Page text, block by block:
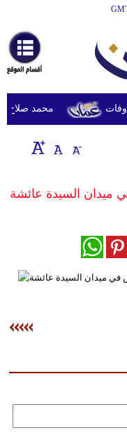
أخبارعاجلة
رياضة
ثقافة
إقتصاد
وموسيقى
وتغذية
وسفر
محمد صلاح يصل
ميدان السيدة عائشة